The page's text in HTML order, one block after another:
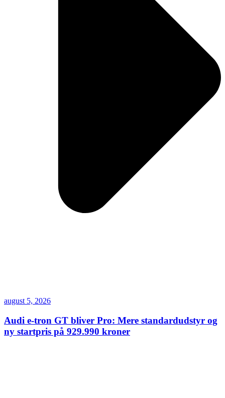
august 5, 2026
Audi e-tron GT bliver Pro: Mere standardudstyr og
ny startpris på 929.990 kroner